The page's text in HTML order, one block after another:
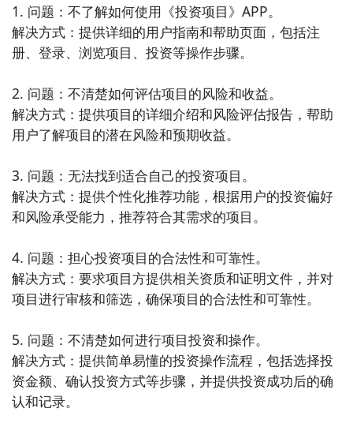
货等，帮助投资者把握市场动态。
6. 《企业投资分析》：一款专注于企业投资分析的
等功能，助力用户进行企业投资决策。
7. 《财经日历》：这款APP提供全面的财经事件和数据
息，为投资决策提供参考。
8. 《个人理财规划》：一款综合个人理财规划的APP，
理财规划方案，助力用户实现财务目标。
9. 《投资顾问》：这款APP提供专业的投资建议和市场
情分析和投资策略，提升投资决策的准确性。
10. 《投资学习平台》：一款集合投资教育资源的
APP，提供股票、基金、期货等各类投资知识的学习资
1. 问题：不了解如何使用《投资项目》APP。
解决方式：提供详细的用户指南和帮助页面，包括注
册、登录、浏览项目、投资等操作步骤。
2. 问题：不清楚如何评估项目的风险和收益。
解决方式：提供项目的详细介绍和风险评估报告，帮助
用户了解项目的潜在风险和预期收益。
3. 问题：无法找到适合自己的投资项目。
解决方式：提供个性化推荐功能，根据用户的投资偏好
和风险承受能力，推荐符合其需求的项目。
4. 问题：担心投资项目的合法性和可靠性。
解决方式：要求项目方提供相关资质和证明文件，并对
项目进行审核和筛选，确保项目的合法性和可靠性。
5. 问题：不清楚如何进行项目投资和操作。
解决方式：提供简单易懂的投资操作流程，包括选择投
资金额、确认投资方式等步骤，并提供投资成功后的确
认和记录。